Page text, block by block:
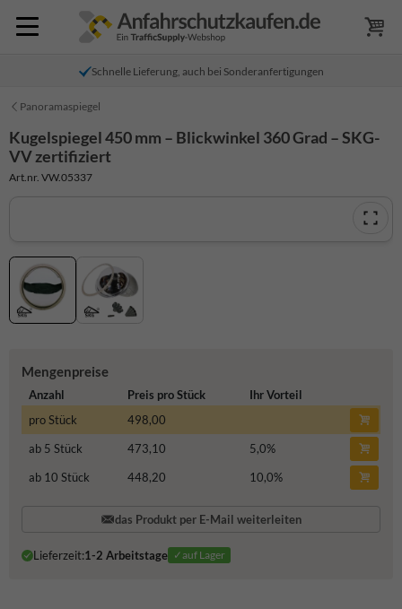
Schnelle Lieferung, auch bei Sonderanfertigungen
Panoramaspiegel
Kugelspiegel 450 mm – Blickwinkel 360 Grad – SKG-
VV zertifiziert
Art.nr. VW.05337
Mengenpreise
Anzahl Preis pro Stück
Ihr Vorteil
pro Stück
498,00
ab 5 Stück
473,10 5,0%
ab 10 Stück
448,20 10,0%
das Produkt per E-Mail weiterleiten
Lieferzeit:1-2 Arbeitstage ✓auf Lager